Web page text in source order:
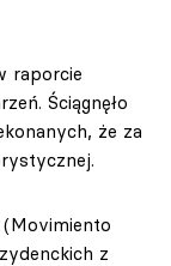
raporcie
Ściągnęło
że za
z